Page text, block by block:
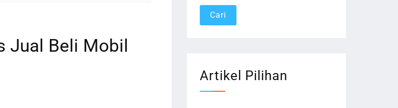
Jual Beli Mobil
Artikel Pilihan